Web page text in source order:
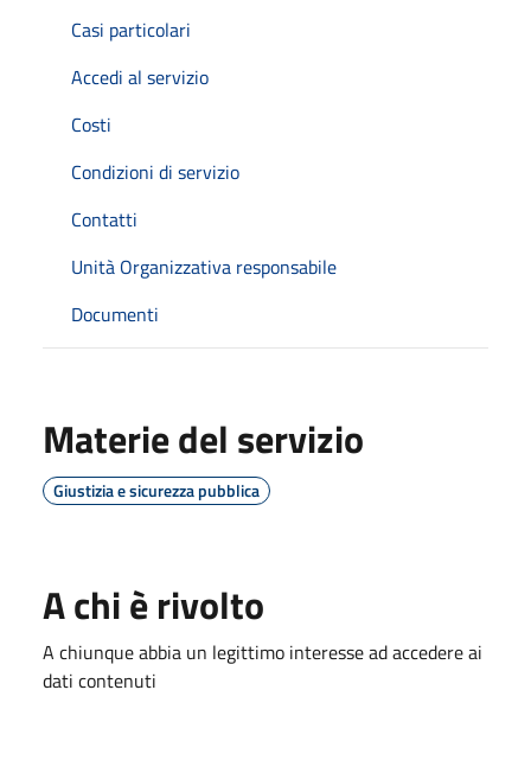
Casi particolari
Accedi al servizio
Costi
Condizioni di servizio
Contatti
Unità Organizzativa responsabile
Documenti
Materie del servizio
Giustizia e sicurezza pubblica
A chi è rivolto
A chiunque abbia un legittimo interesse ad accedere ai
dati contenuti